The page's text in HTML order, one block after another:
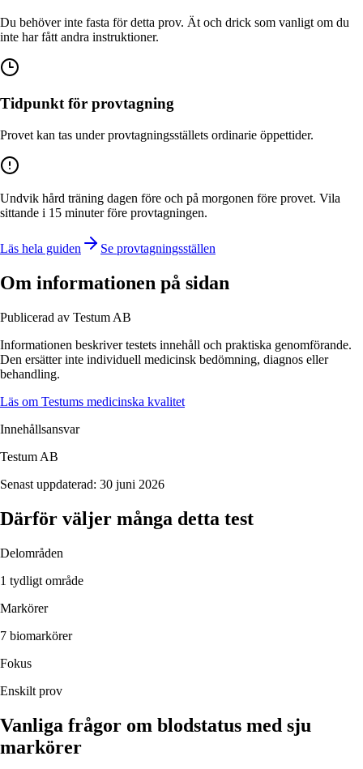
Du behöver inte fasta för detta prov. Ät och drick som vanligt om du
inte har fått andra instruktioner.
Tidpunkt för provtagning
Provet kan tas under provtagningsställets ordinarie öppettider.
Undvik hård träning dagen före och på morgonen före provet. Vila
sittande i 15 minuter före provtagningen.
Läs hela guiden Se provtagningsställen
Om informationen på sidan
Publicerad av Testum AB
Informationen beskrivertestets innehåll och praktiska genomförande.
Den ersätter inte individuell medicinsk bedömning, diagnos eller
behandling.
Läs om Testums medicinska kvalitet
Innehållsansvar
Testum AB
Senast uppdaterad: 30 juni 2026
Därför väljer många detta test
Delområden
1 tydligt område
Markörer
7 biomarkörer
Fokus
Enskilt prov
Vanliga frågor om blodstatus med sju
markörer